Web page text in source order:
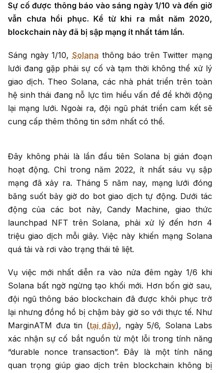
Sự cố được thông báo vào sáng ngày 1/10 và đến giờ
vẫn chưa hồi phục. Kể từ khi ra mắt năm 2020,
blockchain này đã bị sập mạng ít nhất tám lần.
Sáng ngày 1/10, Solana thông báo trên Twitter mạng
lưới đang gặp phải sự cố và tạm thời không thể xử lý
giao dịch. Theo Solana, các nhà phát triển trên toàn
hệ sinh thái đang nỗ lực tìm hiểu vấn đề để khởi động
lại mạng lưới. Ngoài ra, đội ngũ phát triển cam kết sẽ
cung cấp thêm thông tin sớm nhất có thể.
Đây không phải là lần đầu tiên Solana bị gián đoạn
hoạt động. Chỉ trong năm 2022, ít nhất sáu vụ sập
mạng đã xảy ra. Tháng 5 năm nay, mạng lưới đóng
băng suốt bảy giờ do bot giao dịch tự động. Dưới tác
động của các bot này, Candy Machine, giao thức
launchpad NFT trên Solana, phải xử lý đến hơn 4
triệu giao dịch mỗi giây. Việc này khiến mạng Solana
quá tải và rơi vào trạng thái tê liệt.
Vụ việc mới nhất diễn ra vào nửa đêm ngày 1/6 khi
Solana bất ngờ ngừng tạo khối mới. Hơn bốn giờ sau,
đội ngũ thông báo blockchain đã được khôi phục trở
lại nhưng đồng hồ bị chậm bảy giờ so với thực tế. Như
MarginATM đưa tin (tại đây), ngày 5/6, Solana Labs
xác nhận sự cố bắt nguồn từ một lỗi trong tính năng
“durable nonce transaction”. Đây là một tính năng
quan trọng giúp giao dịch trên blockchain không bị